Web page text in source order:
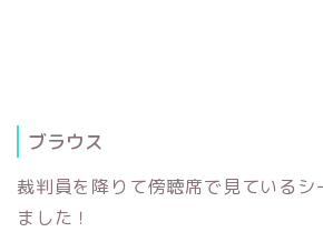
ブラウス
裁判員を降りて傍聴席で見ているシ
ました！